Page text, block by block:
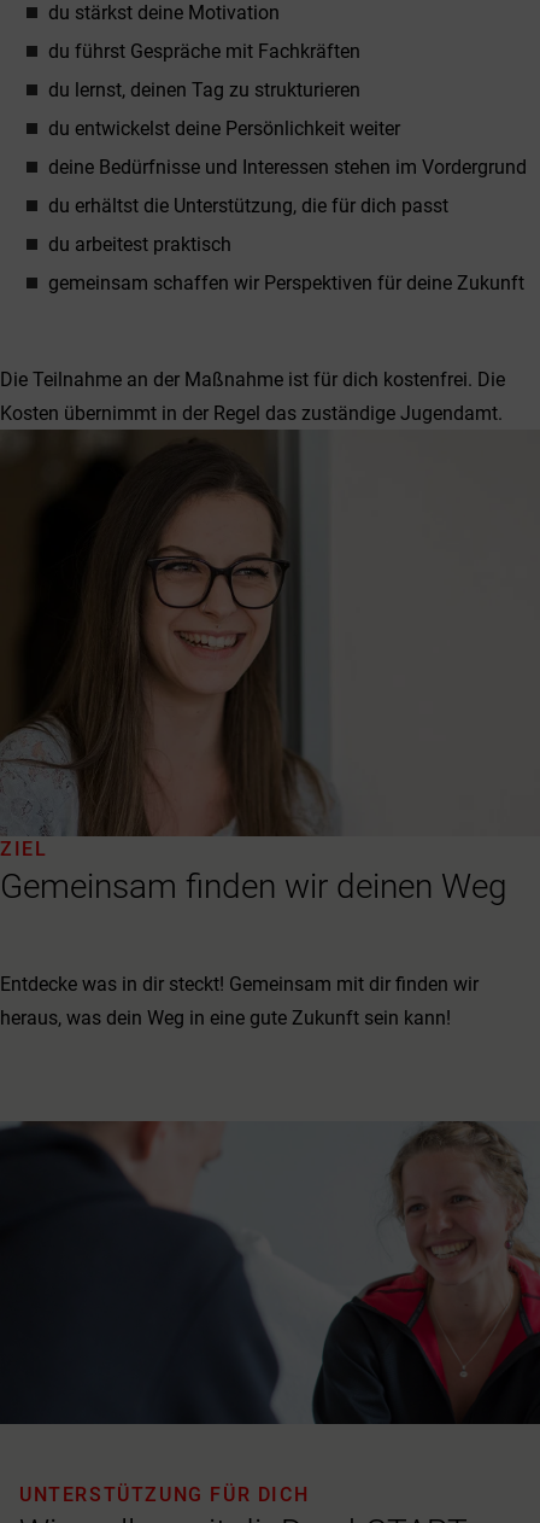
du stärkst deine Motivation
du führst Gespräche mit Fachkräften
du lernst, deinen Tag zu strukturieren
du entwickelst deine Persönlichkeit weiter
deine Bedürfnisse und Interessen stehen im Vordergrund
du erhältst die Unterstützung, die für dich passt
du arbeitest praktisch
gemeinsam schaffen wir Perspektiven für deine Zukunft
Die Teilnahme an der Maßnahme ist für dich kostenfrei. Die
Kosten übernimmt in der Regel das zuständige Jugendamt.
Gemeinsam finden wir deinen Weg
ZIEL
Entdecke was in dir steckt! Gemeinsam mit dir finden wir
heraus, was dein Weg in eine gute Zukunft sein kann!
UNTERSTÜTZUNG FÜR DICH